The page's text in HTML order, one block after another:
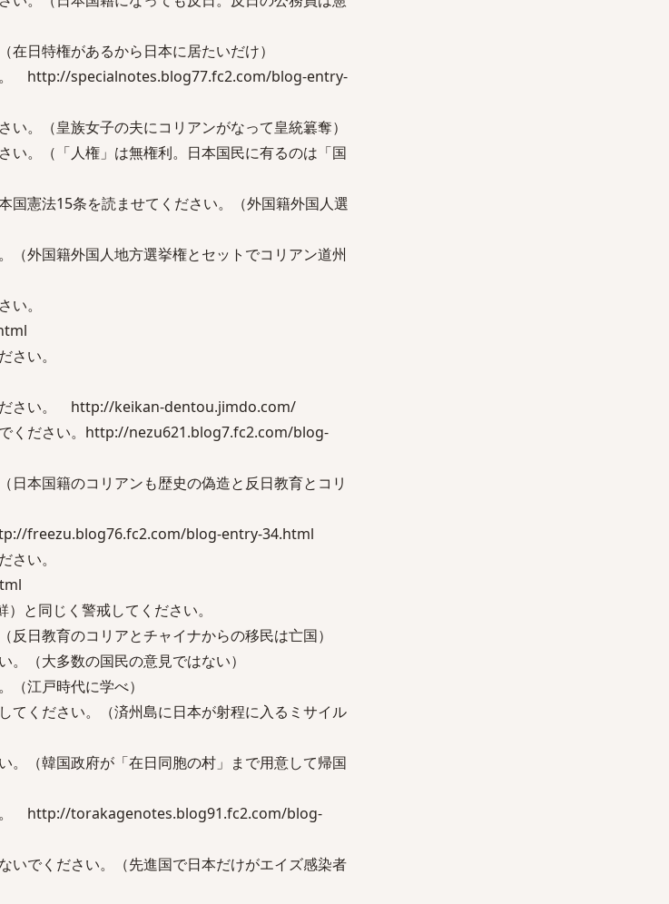
日特権があるから日本に居たいだけ）
。 http://specialnotes.blog77.fc2.com/blog-entry-
。（皇族女子の夫にコリアンがなって皇統簒奪）
。（「人権」は無権利。日本国民に有るのは「国
憲法15条を読ませてください。（外国籍外国人選
外国籍外国人地方選挙権とセットでコリアン道州
い。
さい。
ださい。 http://keikan-dentou.jimdo.com/
ください。http://nezu621.blog7.fc2.com/blog-
本国籍のコリアンも歴史の偽造と反日教育とコリ
freezu.blog76.fc2.com/blog-entry-34.html
さい。
と同じく警戒してください。
日教育のコリアとチャイナからの移民は亡国）
（大多数の国民の意見ではない）
江戸時代に学べ）
ください。（済州島に日本が射程に入るミサイル
（韓国政府が「在日同胞の村」まで用意して帰国
。 http://torakagenotes.blog91.fc2.com/blog-
でください。（先進国で日本だけがエイズ感染者